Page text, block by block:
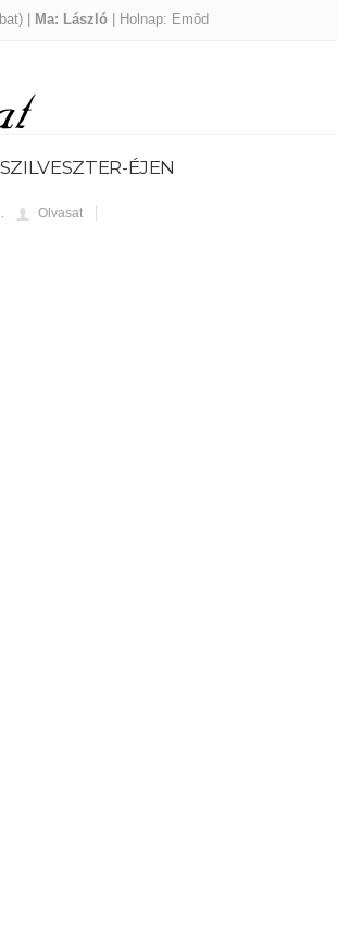
| Ma: László | Holnap: Emõd
ÉJEN
Olvasat